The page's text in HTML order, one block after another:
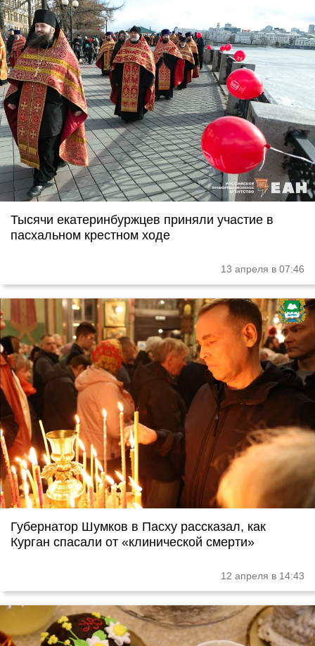
Тысячи екатеринбуржцев приняли участие в
пасхальном крестном ходе
13 апреля в 07:46
Губернатор Шумков в Пасху рассказал, как
Курган спасали от «клинической смерти»
12 апреля в 14:43